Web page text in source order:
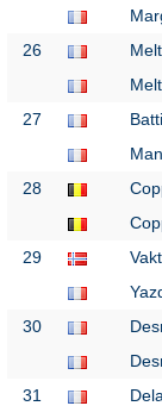
26
27
28
29
30
31